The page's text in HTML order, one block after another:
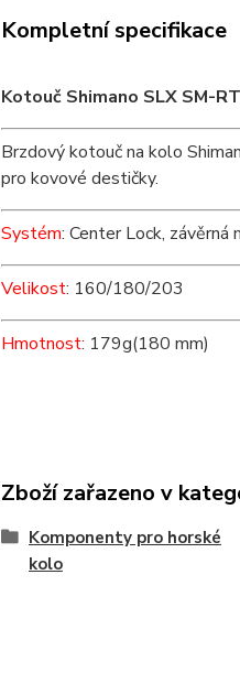
Kompletní specifikace
Kotouč Shimano SLX SM-
Brzdový kotouč na kolo
pro kovové destičky.
Systém: Center Lock,
Velikost: 160/180/203
Hmotnost: 179g(180 mm)
Zboží zařazeno v
Komponenty pro horské
kolo